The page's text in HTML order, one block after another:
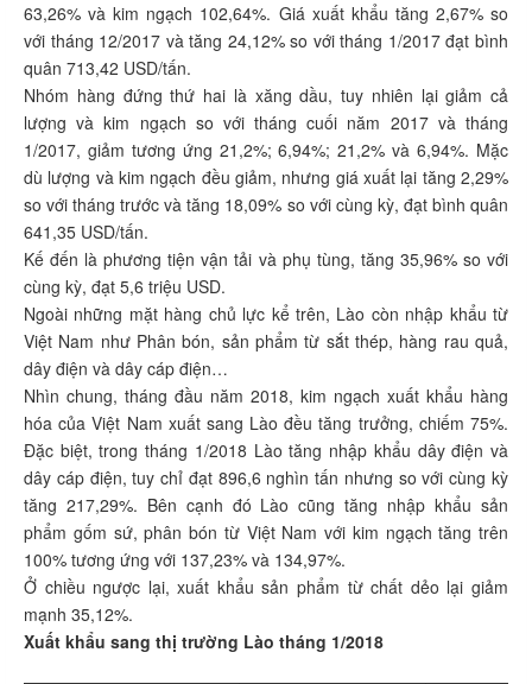
63,26% và kim ngạch 102,64%. Giá xuất khẩu tăng 2,67% so
với tháng 12/2017 và tăng 24,12% so với tháng 1/2017 đạt bình
quân 713,42 USD/tấn.
Nhóm hàng đứng thứ hai là xăng dầu, tuy nhiên lại giảm cả
lượng và kim ngạch so với tháng cuối năm 2017 và tháng
1/2017, giảm tương ứng 21,2%; 6,94%; 21,2% và 6,94%. Mặc
dù lượng và kim ngạch đều giảm, nhưng giá xuất lại tăng 2,29%
so với tháng trước và tăng 18,09% so với cùng kỳ, đạt bình quân
641,35 USD/tấn.
Kế đến là phương tiện vận tải và phụ tùng, tăng 35,96% so với
cùng kỳ, đạt 5,6 triệu USD.
Ngoài những mặt hàng chủ lực kể trên, Lào còn nhập khẩu từ
Việt Nam như Phân bón, sản phẩm từ sắt thép, hàng rau quả,
dây điện và dây cáp điện…
Nhìn chung, tháng đầu năm 2018, kim ngạch xuất khẩu hàng
hóa của Việt Nam xuất sang Lào đều tăng trưởng, chiếm 75%.
Đặc biệt, trong tháng 1/2018 Lào tăng nhập khẩu dây điện và
dây cáp điện, tuy chỉ đạt 896,6 nghìn tấn nhưng so với cùng kỳ
tăng 217,29%. Bên cạnh đó Lào cũng tăng nhập khẩu sản
phẩm gốm sứ, phân bón từ Việt Nam với kim ngạch tăng trên
100% tương ứng với 137,23% và 134,97%.
Ở chiều ngược lại, xuất khẩu sản phẩm từ chất dẻo lại giảm
mạnh 35,12%.
Xuất khẩu sang thị trường Lào tháng 1/2018